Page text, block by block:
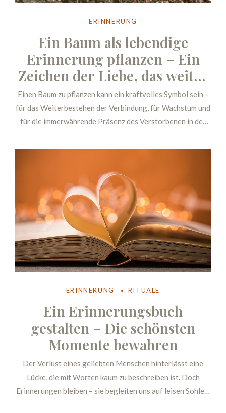
ERINNERUNG
Ein Baum als lebendige
Erinnerung pflanzen – Ein
Zeichen der Liebe, das weiter
wächst
Einen Baum zu pflanzen kann ein kraftvolles Symbol sein –
für das Weiterbestehen der Verbindung, für Wachstum und
für die immerwährende Präsenz des Verstorbenen in der
ERINNERUNG RITUALE
Ein Erinnerungsbuch
gestalten – Die schönsten
Momente bewahren
Der Verlust eines geliebten Menschen hinterlässt eine
Lücke, die mit Worten kaum zu beschreiben ist. Doch
Erinnerungen bleiben – sie begleiten uns auf leisen Sohlen,